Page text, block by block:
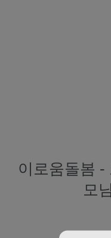
이로움돌봄 -
모